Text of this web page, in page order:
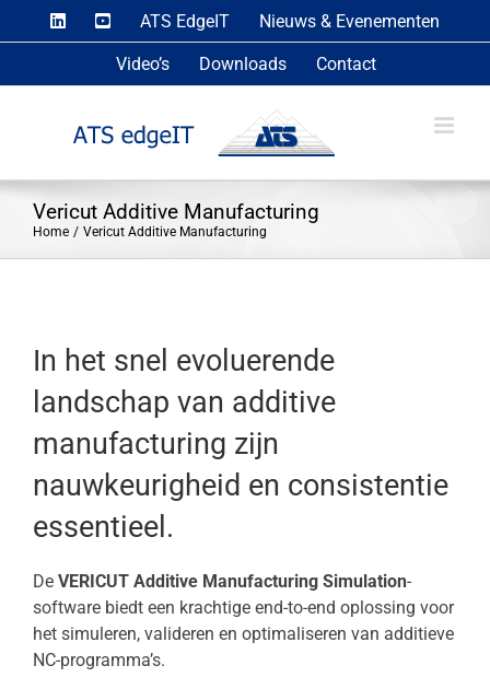
to
ATS EdgeIT Nieuws & Evenementen
Video’s Downloads Contact
Vericut Additive Manufacturing
Home Vericut Additive Manufacturing
In het snel evoluerende
landschap van additive
manufacturing zijn
nauwkeurigheid en consistentie
essentieel.
De VERICUT Additive Manufacturing Simulation-
software biedt een krachtige end-to-end oplossing voor
het simuleren, valideren en optimaliseren van additieve
NC-programma’s.